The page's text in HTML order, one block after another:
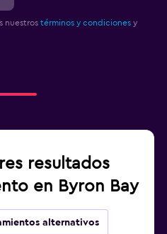
nuestros términos y condiciones y
resultados
en Byron Bay
alternativos